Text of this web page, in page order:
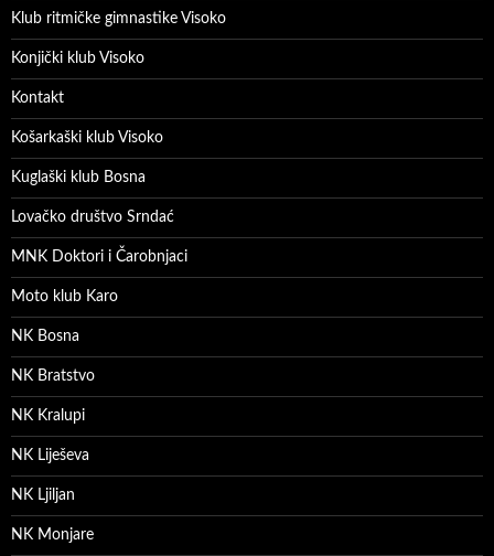
Klub ritmičke gimnastike Visoko
Konjički klub Visoko
Kontakt
Košarkaški klub Visoko
Kuglaški klub Bosna
Lovačko društvo Srndać
MNK Doktori i Čarobnjaci
Moto klub Karo
NK Bosna
NK Bratstvo
NK Kralupi
NK Liješeva
NK Ljiljan
NK Monjare